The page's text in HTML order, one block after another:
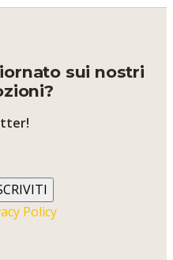
sui nostri
Policy